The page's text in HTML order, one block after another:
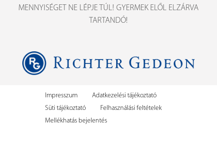
MENNYISÉGET NE LÉPJE TÚL! GYERMEK ELŐL ELZÁRVA
TARTANDÓ!
Impresszum
Adatkezelési tájékoztató
Süti tájékoztató
Felhasználási feltételek
Mellékhatás bejelentés